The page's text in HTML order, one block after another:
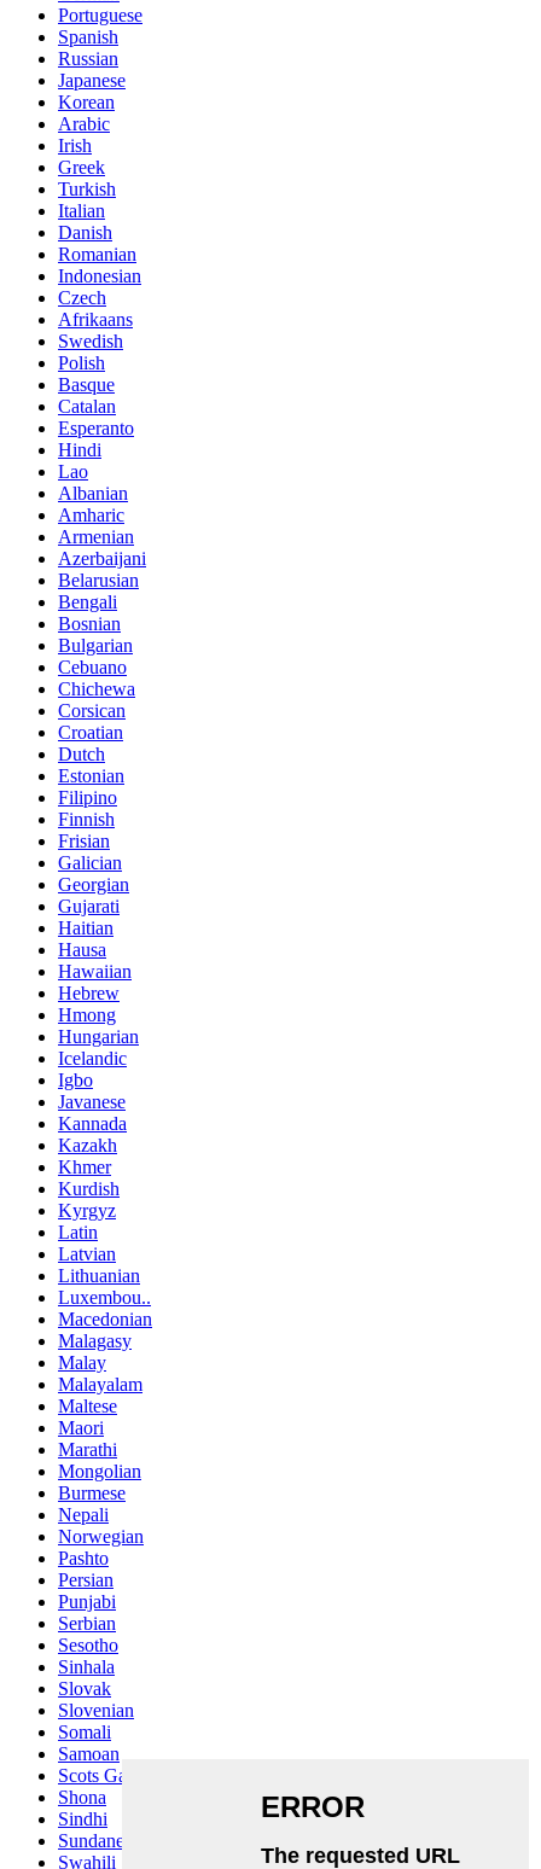
Portuguese
Spanish
Russian
Japanese
Korean
Arabic
Irish
Greek
Turkish
Italian
Danish
Romanian
Indonesian
Czech
Afrikaans
Swedish
Polish
Basque
Catalan
Esperanto
Hindi
Lao
Albanian
Amharic
Armenian
Azerbaijani
Belarusian
Bengali
Bosnian
Bulgarian
Cebuano
Chichewa
Corsican
Croatian
Dutch
Estonian
Filipino
Finnish
Frisian
Galician
Georgian
Gujarati
Haitian
Hausa
Hawaiian
Hebrew
Hmong
Hungarian
Icelandic
Igbo
Javanese
Kannada
Kazakh
Khmer
Kurdish
Kyrgyz
Latin
Latvian
Lithuanian
Luxembou..
Macedonian
Malagasy
Malay
Malayalam
Maltese
Maori
Marathi
Mongolian
Burmese
Nepali
Norwegian
Pashto
Persian
Punjabi
Serbian
Sesotho
Sinhala
Slovak
Slovenian
Somali
Samoan
Scots Gaelic
Shona
Sindhi
Sundanese
Swahili